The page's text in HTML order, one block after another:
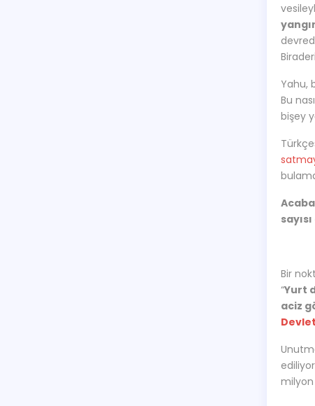
Yahu,
Bu
bişey
Bir
“Yurt
aciz